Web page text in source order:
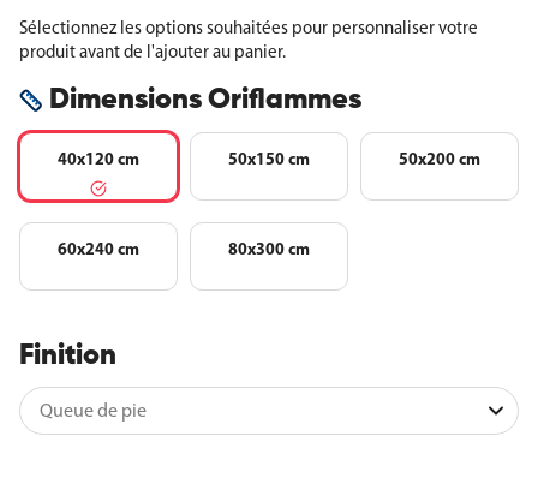
Sélectionnez les options souhaitées pour personnaliser votre
produit avant de l'ajouter au panier.
Dimensions Oriflammes
40x120 cm 50x150 cm 50x200 cm
60x240 cm 80x300 cm
Finition